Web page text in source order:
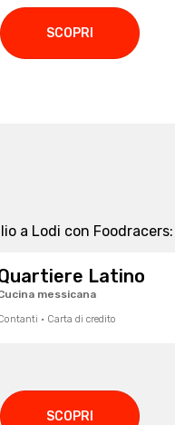
SCOPRI
a Lodi con Foodracers:
Latino
messicana
· Carta di credito
SCOPRI